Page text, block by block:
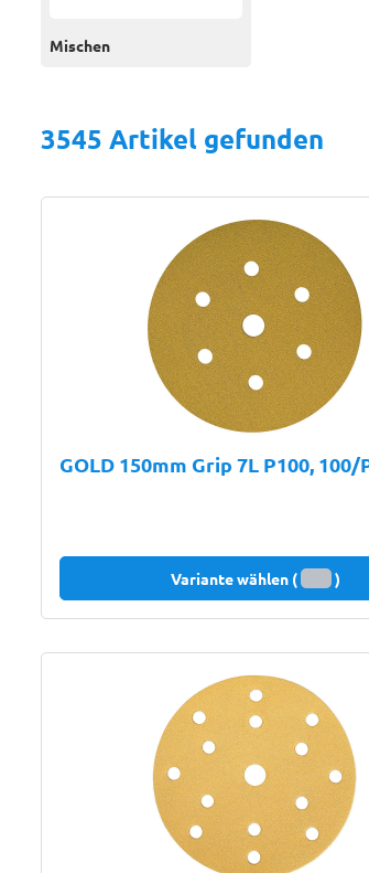
Mischen
3545 Artikel gefunden
GOLD 150mm Grip 7L P100, 100/
Variante wählen ( )